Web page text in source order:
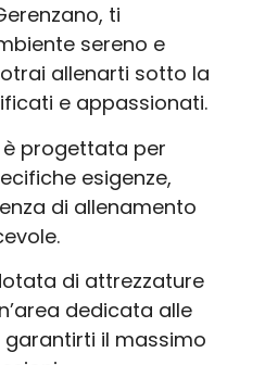
ti
sereno e
allenarti sotto la
e appassionati.
è progettata per
esigenze,
di allenamento
di attrezzature
dedicata alle
il massimo